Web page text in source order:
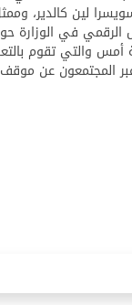
لين
الرقمي في
أمس والتي تقوم
عن موقف